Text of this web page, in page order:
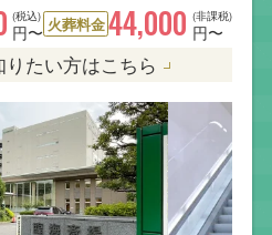
(税込)
円〜 火葬料金 (非課税)
44,000 円〜
たい方はこちら